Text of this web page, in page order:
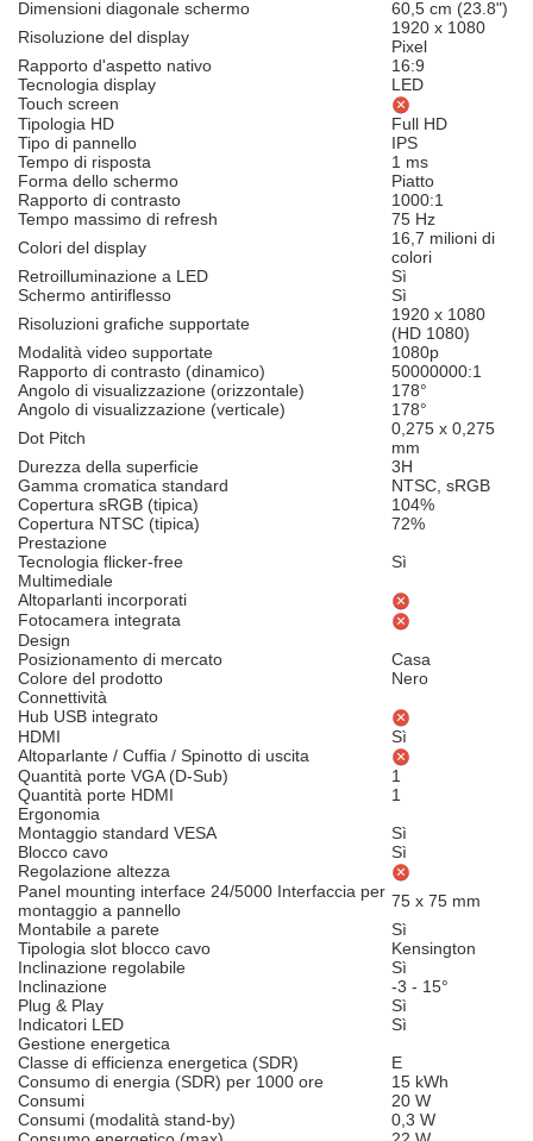
Dimensioni diagonale schermo
60,5 cm (23.8")
Risoluzione del display
1920 x 1080
Pixel
Rapporto d'aspetto nativo
16:9
Tecnologia display
LED
Touch screen
Tipologia HD
Full HD
Tipo di pannello
IPS
Tempo di risposta
1 ms
Forma dello schermo
Piatto
Rapporto di contrasto
1000:1
Tempo massimo di refresh
75 Hz
Colori del display
16,7 milioni di
colori
Retroilluminazione a LED
Sì
Schermo antiriflesso
Sì
Risoluzioni grafiche supportate
1920 x 1080
(HD 1080)
Modalità video supportate
1080p
Rapporto di contrasto (dinamico)
50000000:1
Angolo di visualizzazione (orizzontale)
178°
Angolo di visualizzazione (verticale)
178°
Dot Pitch
0,275 x 0,275
mm
Durezza della superficie
3H
Gamma cromatica standard
NTSC, sRGB
Copertura sRGB (tipica)
104%
Copertura NTSC (tipica)
72%
Prestazione
Tecnologia flicker-free
Sì
Multimediale
Altoparlanti incorporati
Fotocamera integrata
Design
Posizionamento di mercato
Casa
Colore del prodotto
Nero
Connettività
Hub USB integrato
HDMI
Sì
Altoparlante / Cuffia / Spinotto di uscita
Quantità porte VGA (D-Sub)
1
Quantità porte HDMI
1
Ergonomia
Montaggio standard VESA
Sì
Blocco cavo
Sì
Regolazione altezza
Panel mounting interface 24/5000 Interfaccia per
montaggio a pannello
75 x 75 mm
Montabile a parete
Sì
Tipologia slot blocco cavo
Kensington
Inclinazione regolabile
Sì
Inclinazione
-3 - 15°
Plug & Play
Sì
Indicatori LED
Sì
Gestione energetica
Classe di efficienza energetica (SDR)
E
Consumo di energia (SDR) per 1000 ore
15 kWh
Consumi
20 W
Consumi (modalità stand-by)
0,3 W